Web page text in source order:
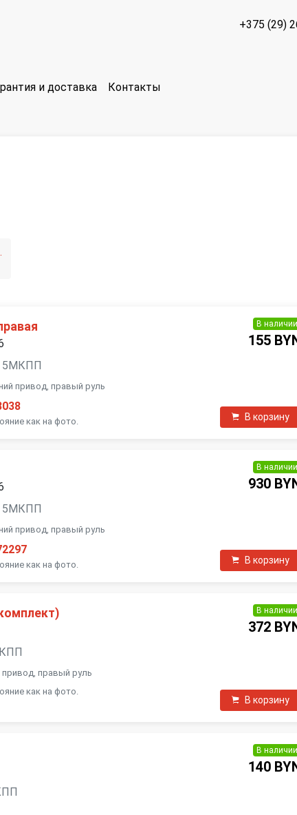
+375 (29)
и доставка Контакты
5МКПП
привод, правый руль
как на фото.
В наличии
155
В корзину
5МКПП
привод, правый руль
как на фото.
В наличии
930
В корзину
привод, правый руль
как на фото.
В наличии
372
В корзину
В наличии
140